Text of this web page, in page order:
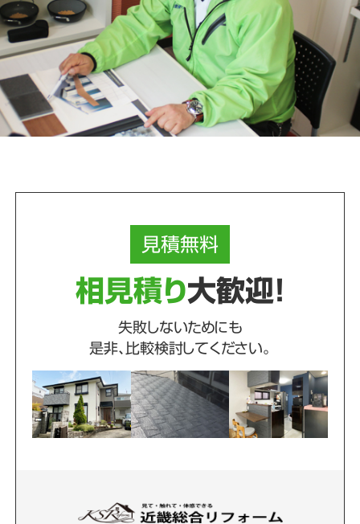
見積無料
相見積り大歓迎！
失敗しないためにも
是非、比較検討してください。